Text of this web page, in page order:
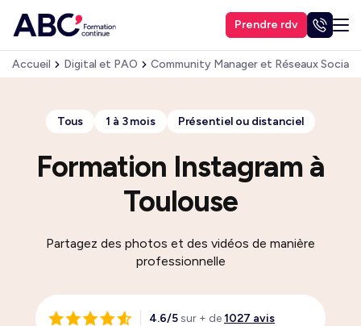
Prendre rdv
Accueil Digital et PAO Community Manager et Réseaux Sociaux
Formation Instagram à
Toulouse
Tous 1 à 3 mois Présentiel ou distanciel
Partagez des photos et des vidéos de manière
professionnelle
4.6/5sur + de1027 avis